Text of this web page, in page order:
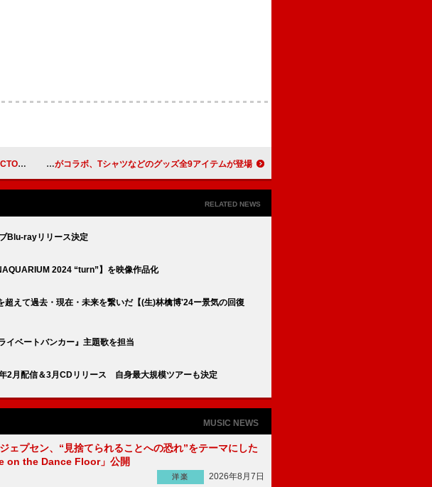
公開 浜崎あゆみ×セーラームーンがコラボ、Tシャツなどのグッズ全9アイテムが登場
RELATED NEWS
Blu-rayリリース決定
2024 “turn”】を映像作品化
超えて過去・現在・未来を繋いだ【(生)林檎博'24ー景気の回復
ベートバンカー』主題歌を担当
2月配信＆3月CDリリース 自身最大規模ツアーも決定
MUSIC NEWS
ェプセン、“見捨てられることへの恐れ”をテーマにした
on the Dance Floor」公開
洋楽
2026年8月7日